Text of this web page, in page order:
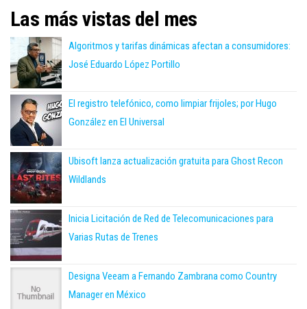
Las más vistas del mes
Algoritmos y tarifas dinámicas afectan a consumidores:
José Eduardo López Portillo
El registro telefónico, como limpiar frijoles; por Hugo
González en El Universal
Ubisoft lanza actualización gratuita para Ghost Recon
Wildlands
Inicia Licitación de Red de Telecomunicaciones para
Varias Rutas de Trenes
Designa Veeam a Fernando Zambrana como Country
Manager en México